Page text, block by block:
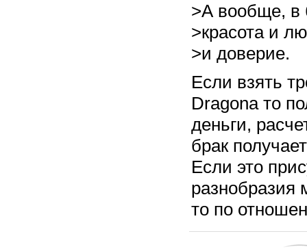
>А вообще, в
>красота и
>и доверие.
Если взять
Dragona то
деньги,
брак
Если это
разнобразия
то по